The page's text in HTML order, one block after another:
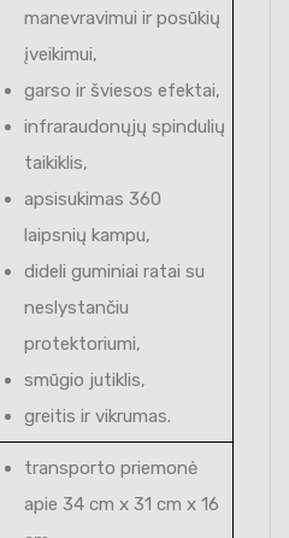
manevravimui ir posūkių
įveikimui,
garso ir šviesos efektai,
infraraudonųjų spindulių
taikiklis,
apsisukimas 360
laipsnių kampu,
dideli guminiai ratai su
neslystančiu
protektoriumi,
smūgio jutiklis,
greitis ir vikrumas.
transporto priemonė
apie 34 cm x 31 cm x 16